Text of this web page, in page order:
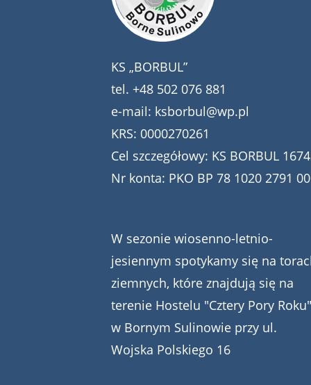
KS „BORBUL”
tel. +48 502 076 881
e-mail: ksborbul@wp.pl
KRS: 0000270261
Cel szczegółowy: KS BORBUL
Nr konta: PKO BP 78 1020 2791
W sezonie wiosenno-letnio-
jesiennym spotykamy się na
ziemnych, które znajdują się na
terenie Hostelu "Cztery Pory Roku"
w Bornym Sulinowie przy ul.
Wojska Polskiego 16